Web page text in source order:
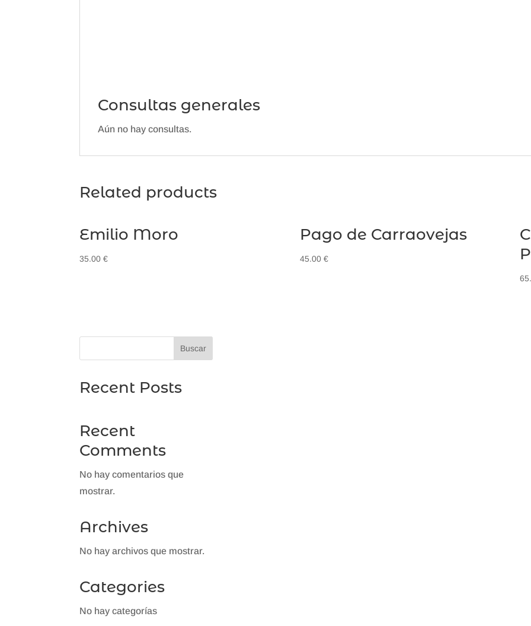
Consultas generales
Aún no hay consultas.
Related products
Emilio Moro
35.00€
Pago de Carraovejas
45.00 €
Buscar
Recent Posts
Recent
Comments
No hay comentarios que
mostrar.
Archives
No hay archivos que mostrar.
Categories
No hay categorías